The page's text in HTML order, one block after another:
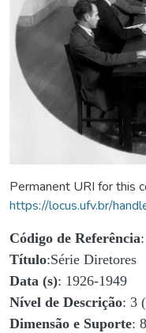
Permanent URI for this
https://locus.ufv.br/
Código de Referência
Título:Série Diretores
Data (s): 1926-1949
Nível de Descrição: 3
Dimensão e Suporte: